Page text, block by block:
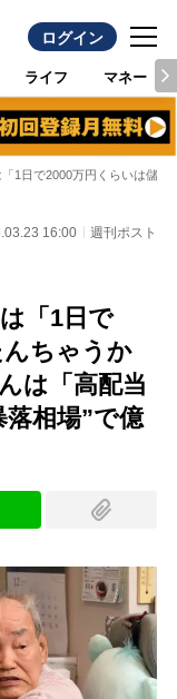
ログイン
ライフ マネー
1日で2000万円くらいは儲
16:00 週刊ポスト
「1日で
ちゃうか
は「高配当
相場”で億